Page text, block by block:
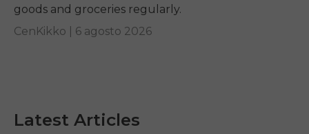
Latest Articles
goods and groceries regularly.
CenKikko | 6 agosto 2026